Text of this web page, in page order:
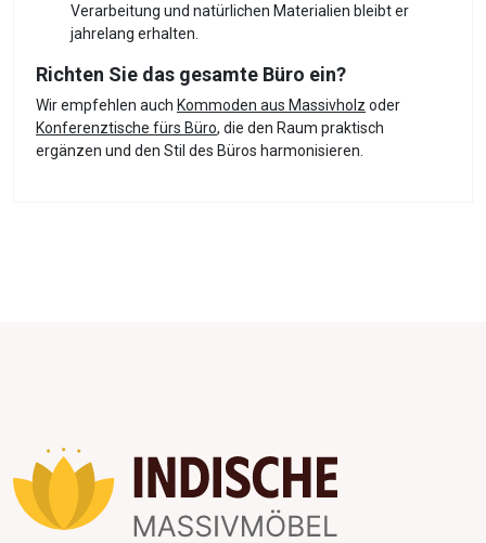
Verarbeitung und natürlichen Materialien bleibt er
jahrelang erhalten.
Richten Sie das gesamte Büro ein?
Wir empfehlen auch Kommoden aus Massivholz oder
Konferenztische fürs Büro, die den Raum praktisch
ergänzen und den Stil des Büros harmonisieren.